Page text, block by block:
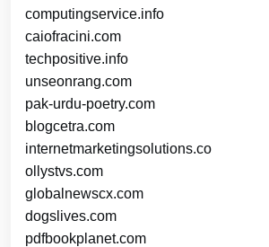
computingservice.info
caiofracini.com
techpositive.info
unseonrang.com
pak-urdu-poetry.com
blogcetra.com
internetmarketingsolutions.co
ollystvs.com
globalnewscx.com
dogslives.com
pdfbookplanet.com